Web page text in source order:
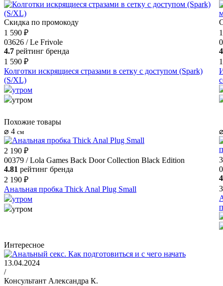
Скидка по промокоду
1 590 ₽
03626 / Le Frivole
4.7 рейтинг бренда
1 590 ₽
Колготки искрящиеся стразами в сетку с доступом (Spark)
(S/XL)
утром
утром
Похожие товары
⌀ 4 см
2 190 ₽
00379 / Lola Games Back Door Collection Black Edition
4.81 рейтинг бренда
2 190 ₽
Анальная пробка Thick Anal Plug Small
утром
утром
Интересное
13.04.2024
/
Консультант Александра К.